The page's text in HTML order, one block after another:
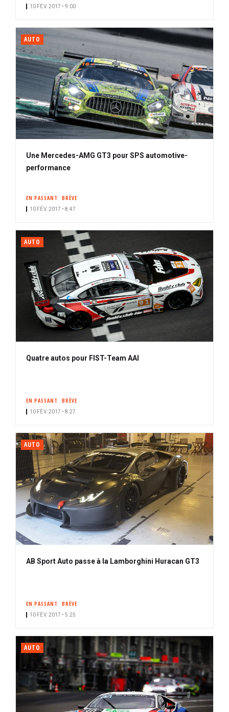
10 FÉV. 2017 • 9:00
AUTO
Une Mercedes-AMG GT3 pour SPS automotive-
performance
EN PASSANT BRÈVE
10 FÉV. 2017 • 8:47
AUTO
Quatre autos pour FIST-Team AAI
EN PASSANT BRÈVE
10 FÉV. 2017 • 8:27
AUTO
AB Sport Auto passe à la Lamborghini Huracan GT3
EN PASSANT BRÈVE
10 FÉV. 2017 • 5:25
AUTO